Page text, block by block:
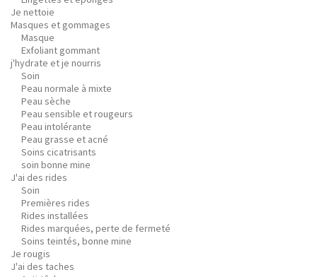
Je nettoie
Masques et gommages
Masque
Exfoliant gommant
j'hydrate et je nourris
Soin
Peau normale à mixte
Peau sèche
Peau sensible et rougeurs
Peau intolérante
Peau grasse et acné
Soins cicatrisants
soin bonne mine
J'ai des rides
Soin
Premières rides
Rides installées
Rides marquées, perte de fermeté
Soins teintés, bonne mine
Je rougis
J'ai des taches